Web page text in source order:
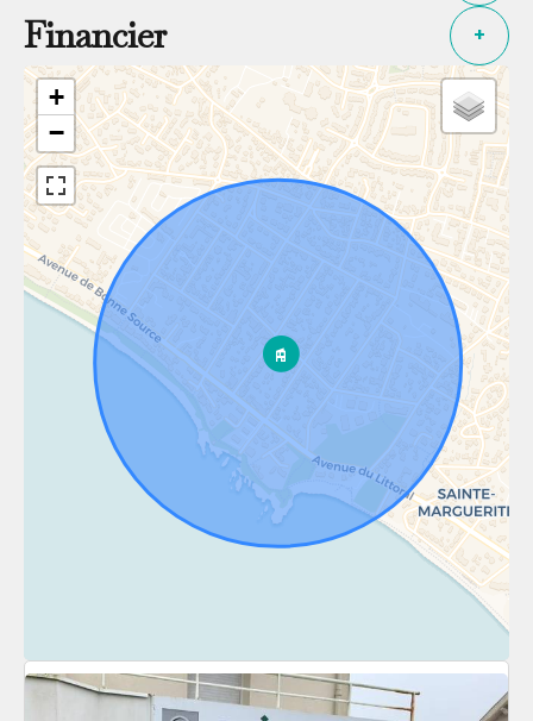
Financier +
+
−